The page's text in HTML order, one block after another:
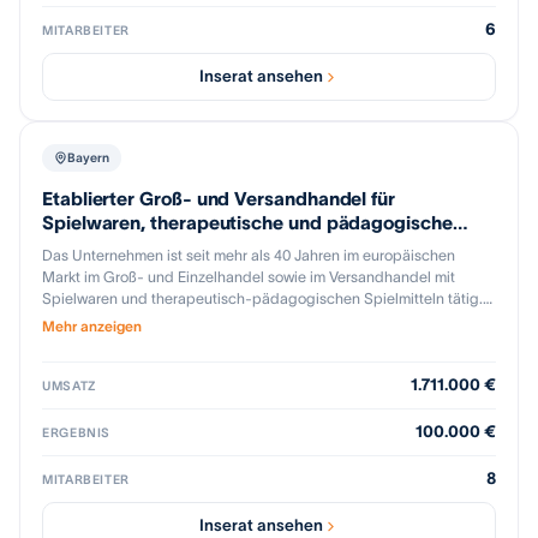
Herstellerpartnerschaften. Das Unternehmen agiert als: •
Exklusiv-Distributor ausgewählter Marken in DE &amp;amp; AT •
Projektpartner für B2B-Kunden, Kommunen und öffentliche
MITARBEITER 6
Inserat ansehen
Bayern
Etablierter Groß- und Versandhandel für
Spielwaren, therapeutische und pädagogische
Spielmittel
Das Unternehmen ist seit mehr als 40 Jahren im europäischen
Markt im Groß- und Einzelhandel sowie im Versandhandel mit
Spielwaren und therapeutisch-pädagogischen Spielmitteln tätig.
Der operative Standort mit eigenen Büro- und
altersbedingten Nachfolgeregelung soll das etablierte
Mehr anzeigen
UMSATZ 1.711.000 €
ERGEBNIS 100.000 €
MITARBEITER 8
Inserat ansehen